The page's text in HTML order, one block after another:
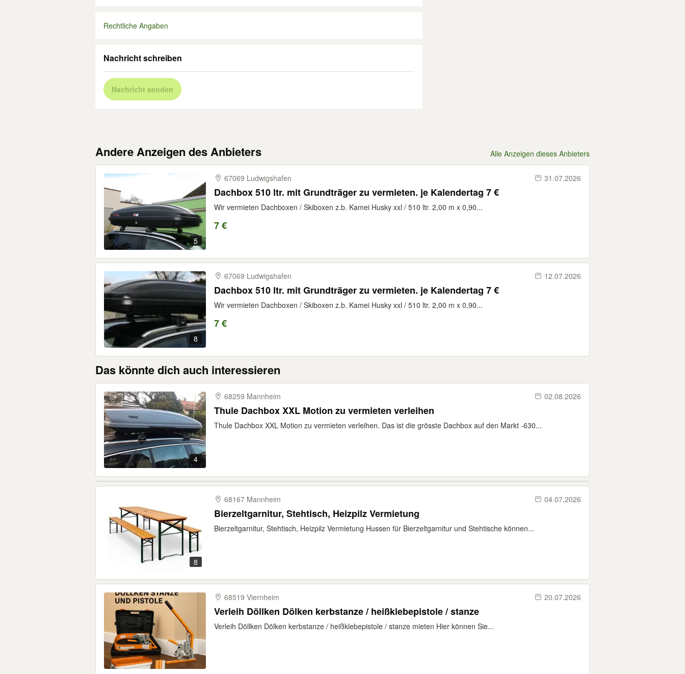
Rechtliche Angaben
Nachricht schreiben
Nachricht senden
Andere Anzeigen des Anbieters Alle Anzeigen dieses Anbieters
5
67069 Ludwigshafen 31.07.2026
Dachbox 510 ltr. mit Grundträger zu vermieten. je Kalendertag 7 €
Wir vermieten Dachboxen / Skiboxen z.b. Kamei Husky xxl / 510 ltr. 2,00 m x 0,90...
7 €
8
67069 Ludwigshafen 12.07.2026
Dachbox 510 ltr. mit Grundträger zu vermieten. je Kalendertag 7 €
Wir vermieten Dachboxen / Skiboxen z.b. Kamei Husky xxl / 510 ltr. 2,00 m x 0,90...
7 €
Das könnte dich auch interessieren
4
68259 Mannheim 02.08.2026
Thule Dachbox XXL Motion zu vermieten verleihen
Thule Dachbox XXL Motion zu vermieten verleihen. Das ist die grösste Dachbox auf den Markt -630...
8
68167 Mannheim 04.07.2026
Bierzeltgarnitur, Stehtisch, Heizpilz Vermietung
Bierzeltgarnitur, Stehtisch, Heizpilz Vermietung Hussen für Bierzeltgarnitur und Stehtische können...
68519 Viernheim 20.07.2026
Verleih Döllken Dölken kerbstanze / heißklebepistole / stanze
Verleih Döllken Dölken kerbstanze / heißklebepistole / stanze mieten Hier können Sie...